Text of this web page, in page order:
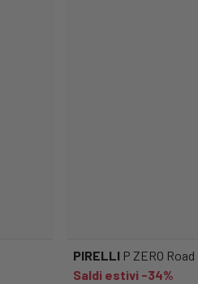
PIRELLI P ZERO Road
Saldi estivi -34%